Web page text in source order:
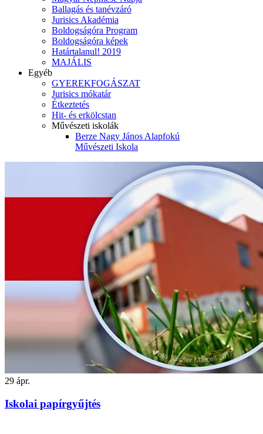
Ballagás és tanévzáró
Jurisics Akadémia
Boldogságóra Program
Boldogságóra képek
Határtalanul! 2019
MAJÁLIS
Egyéb
GYEREKFOGÁSZAT
Jurisics mókatár
Étkeztetés
Hit- és erkölcstan
Művészeti iskolák
Berze Nagy János Alapfokú
Művészeti Iskola
29 ápr.
Iskolai papírgyűjtés